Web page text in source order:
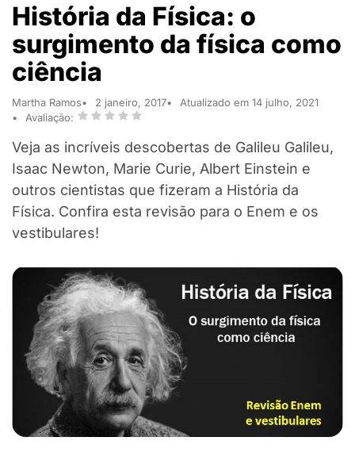
História da Física: o
surgimento da física como
ciência
Martha Ramos 2 janeiro, 2017
Atualizado em 14 julho, 2021
Avaliação:
Veja as incríveis descobertas de Galileu Galileu,
Isaac Newton, Marie Curie, Albert Einstein e
outros cientistas que fizeram a História da
Física. Confira esta revisão para o Enem e os
vestibulares!